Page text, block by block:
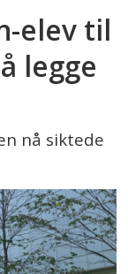
elev til
legge
nå siktede